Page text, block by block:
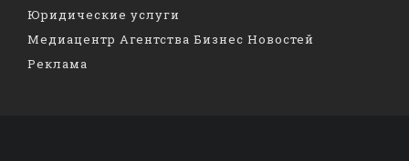
Юридические услуги
Медиацентр Агентства Бизнес Новостей
Реклама